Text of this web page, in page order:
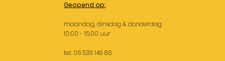
Geopend op:
maandag, dinsdag & donderdag
10:00 - 15:00 uur
tel: 06 539 149 86